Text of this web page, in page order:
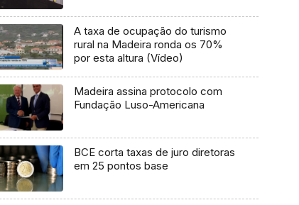
A taxa de ocupação do turismo
rural na Madeira ronda os 70%
por esta altura (Vídeo)
Madeira assina protocolo com
Fundação Luso-Americana
BCE corta taxas de juro diretoras
em 25 pontos base